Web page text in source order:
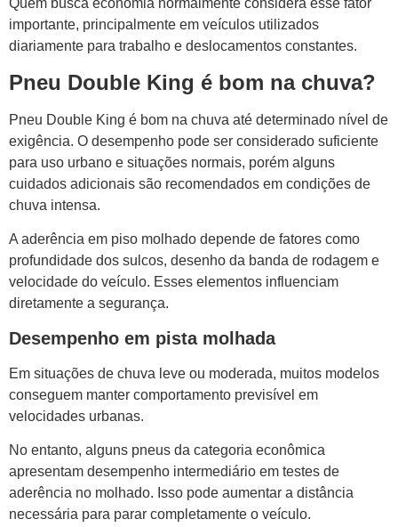
Quem busca economia normalmente considera esse fator
importante, principalmente em veículos utilizados
diariamente para trabalho e deslocamentos constantes.
Pneu Double King é bom na chuva?
Pneu Double King é bom na chuva até determinado nível de
exigência. O desempenho pode ser considerado suficiente
para uso urbano e situações normais, porém alguns
cuidados adicionais são recomendados em condições de
chuva intensa.
A aderência em piso molhado depende de fatores como
profundidade dos sulcos, desenho da banda de rodagem e
velocidade do veículo. Esses elementos influenciam
diretamente a segurança.
Desempenho em pista molhada
Em situações de chuva leve ou moderada, muitos modelos
conseguem manter comportamento previsível em
velocidades urbanas.
No entanto, alguns pneus da categoria econômica
apresentam desempenho intermediário em testes de
aderência no molhado. Isso pode aumentar a distância
necessária para parar completamente o veículo.